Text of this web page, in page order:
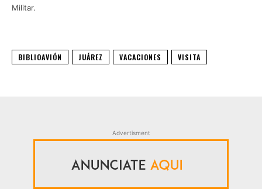
Militar.
BIBLIOAVIÓN JUÁREZ VACACIONES VISITA
Advertisment